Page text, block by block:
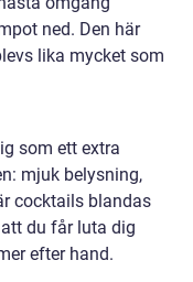
ned. Den här
lika mycket som
som ett extra
mjuk belysning,
cocktails blandas
du får luta dig
efter hand.